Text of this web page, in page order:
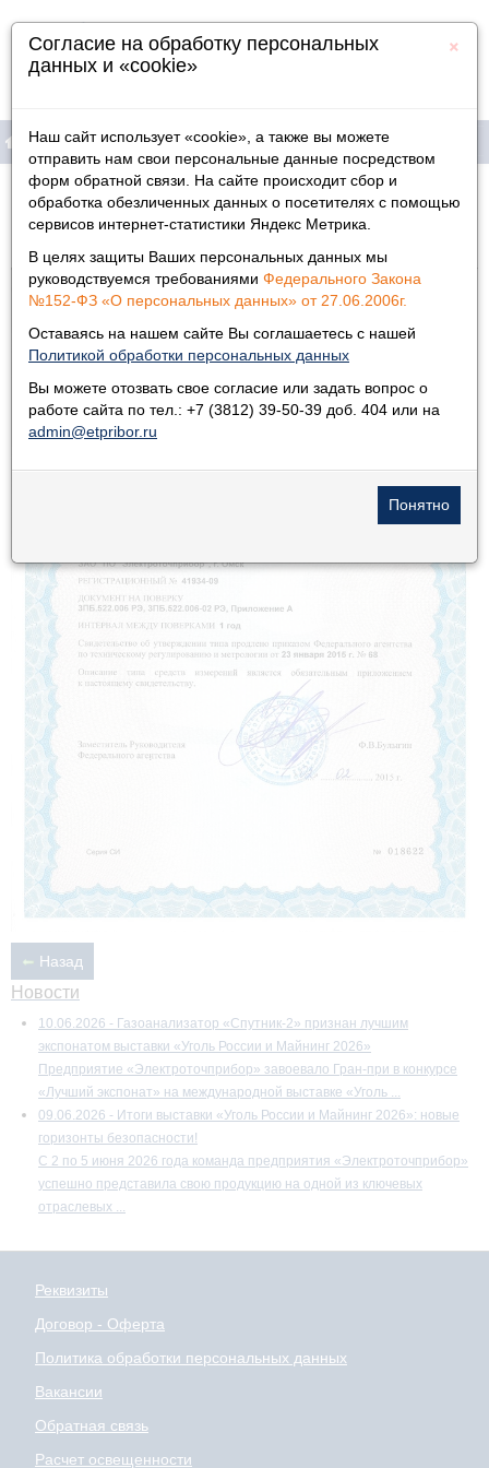
×
Согласие на обработку персональных
данных и «cookie»
Наш сайт использует «cookie», а также вы можете
отправить нам свои персональные данные посредством
форм обратной связи. На сайте происходит сбор и
обработка обезличенных данных о посетителях с помощью
сервисов интернет-статистики Яндекс Метрика.
В целях защиты Ваших персональных данных мы
руководствуемся требованиями Федерального Закона
№152-ФЗ «О персональных данных» от 27.06.2006г.
Оставаясь на нашем сайте Вы соглашаетесь с нашей
Политикой обработки персональных данных
Вы можете отозвать свое согласие или задать вопрос о
работе сайта по тел.: +7 (3812) 39-50-39 доб. 404 или на
admin@etpribor.ru
Продукция
Информация
Физическим лицам
Дилеры
Главная »
Свидетельство СИ RU.C.31.051.A № 36982
Назад
Новости
10.06.2026 - Газоанализатор «Спутник-2» признан лучшим
экспонатом выставки «Уголь России и Майнинг 2026»
Предприятие «Электроточприбор» завоевало Гран-при в конкурсе
«Лучший экспонат» на международной выставке «Уголь ...
09.06.2026 - Итоги выставки «Уголь России и Майнинг 2026»: новые
горизонты безопасности!
С 2 по 5 июня 2026 года команда предприятия «Электроточприбор»
успешно представила свою продукцию на одной из ключевых
отраслевых ...
Реквизиты
Договор - Оферта
Политика обработки персональных данных
Вакансии
Обратная связь
Расчет освещенности